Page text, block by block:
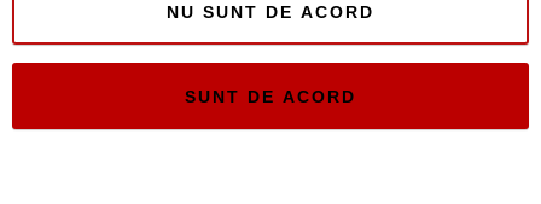
Timiș Online
NU SUNT DE ACORD
SUNT DE ACORD